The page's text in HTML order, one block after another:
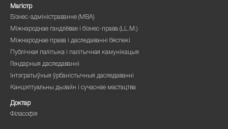
Магістр
Бізнес-адміністраванне (MBA)
Міжнароднае гандлёвае і бізнес-права (LL.M.)
Міжнароднае права і даследаванні бяспекі
Публічная палітыка і палітычная камунікацыя
Гендарныя даследаванні
Інтэгратыўныя ўрбаністычныя даследаванні
Канцэптуальны дызайн і сучаснае мастацтва
Доктар
Філасофія